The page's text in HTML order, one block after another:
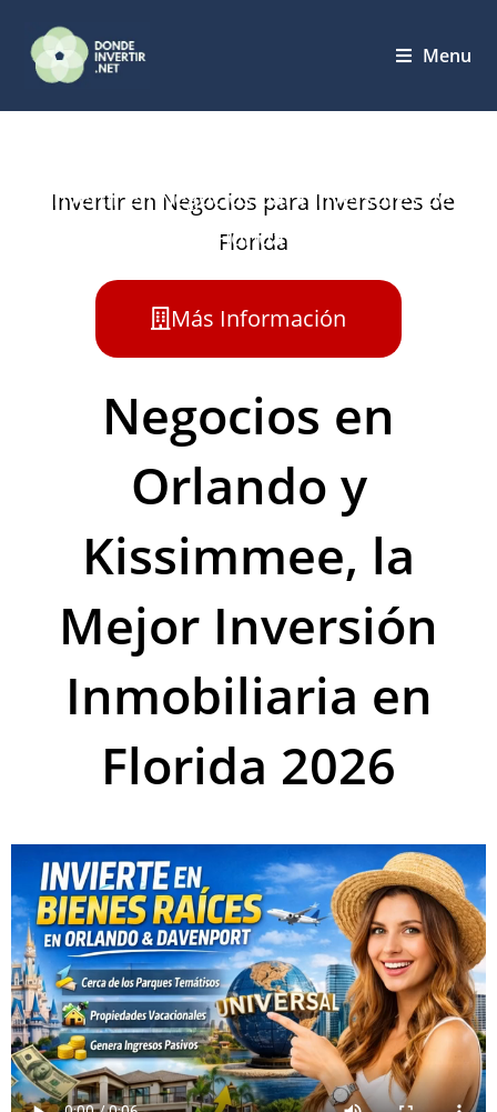
Menu
Invertir en Negocios para Inversores de
Florida
Más Información
Negocios en
Orlando y
Kissimmee, la
Mejor Inversión
Inmobiliaria en
Florida 2026